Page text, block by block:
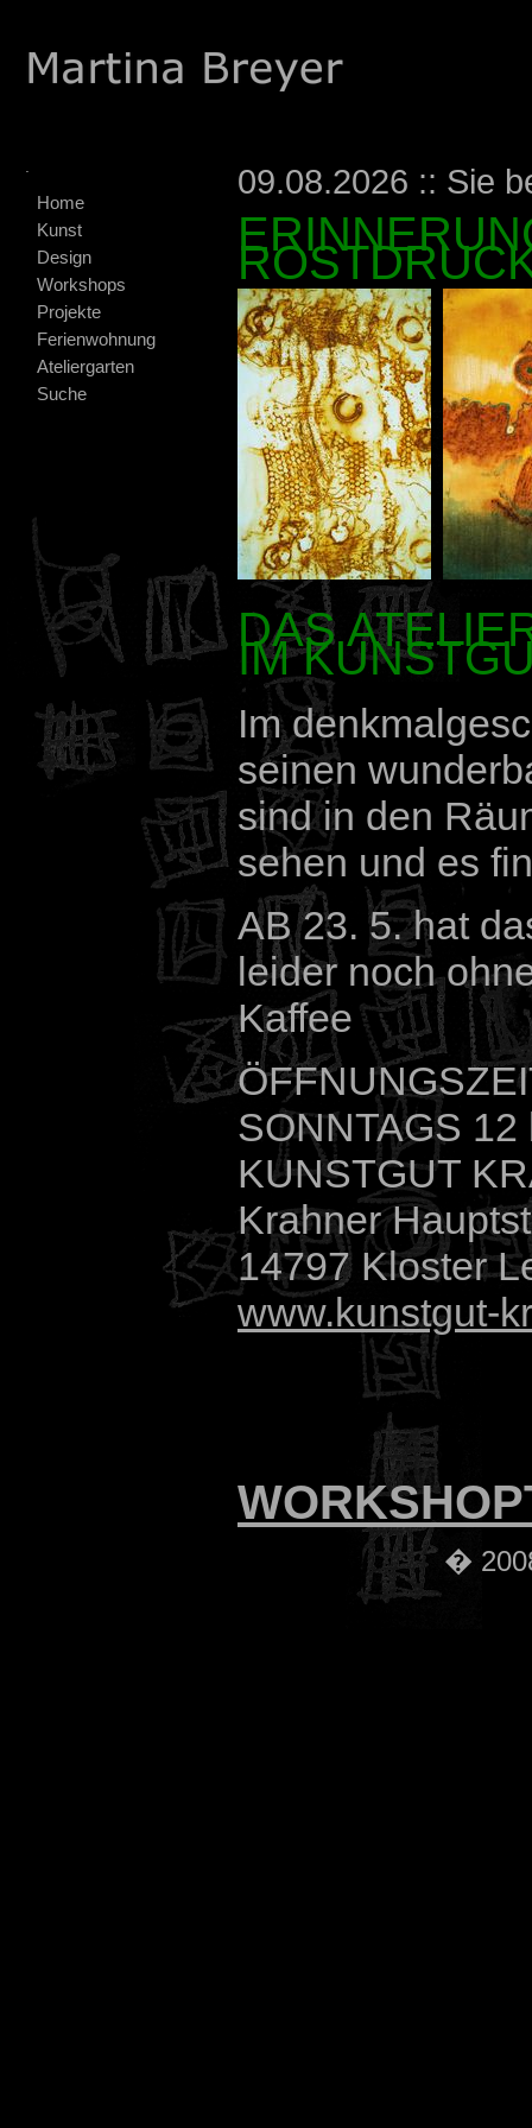
Home
Kunst
Design
Workshops
Projekte
Ferienwohnung
Ateliergarten
Suche
09.08.2026 :: Sie
DAS
IM
Im
seinen
sind in den
sehen und es
AB 23. 5. hat
leider noch
Kaffee
SONNTAGS
KUNSTGUT
Krahner
14797 Kloster
www.kunstgut-
�